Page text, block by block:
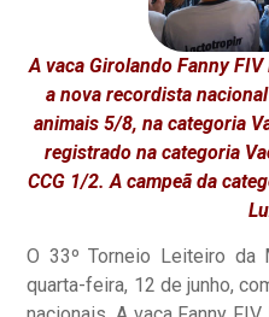
A vaca Girolando Fanny
a nova recordista
animais 5/8, na categoria
registrado na categoria
CCG 1/2. A campeã da
O 33º Torneio Leiteiro da
quarta-feira, 12 de junho,